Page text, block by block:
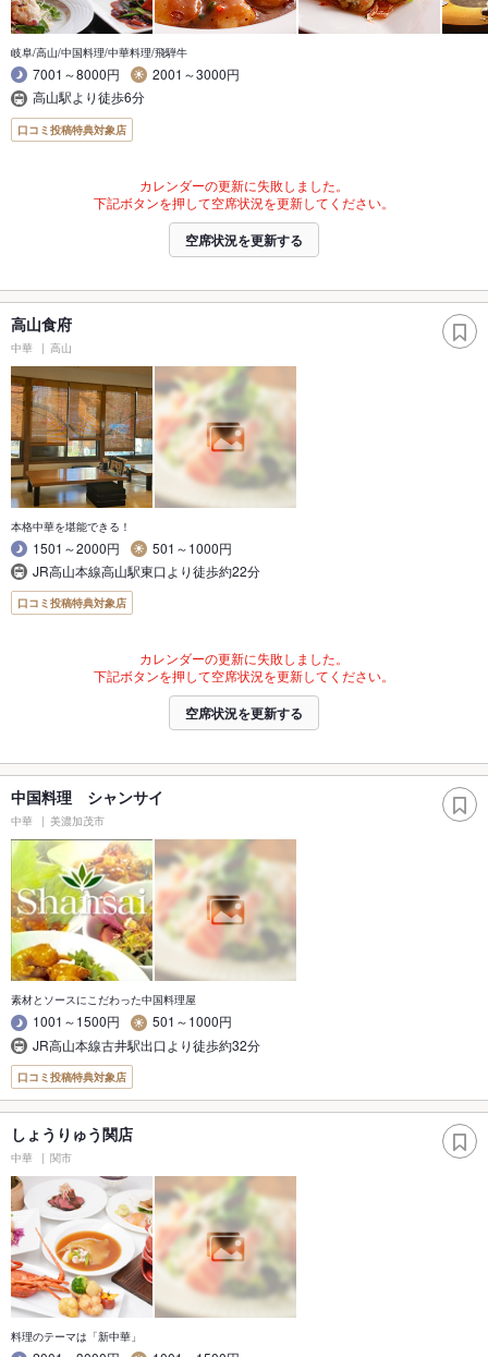
岐阜/高山/中国料理/中華料理/飛騨牛
7001～8000円
2001～3000円
高山駅より徒歩6分
口コミ投稿特典対象店
カレンダーの更新に失敗しました。
下記ボタンを押して空席状況を更新してください。
空席状況を更新する
高山食府
中華 高山
本格中華を堪能できる！
1501～2000円
501～1000円
JR高山本線高山駅東口より徒歩約22分
口コミ投稿特典対象店
カレンダーの更新に失敗しました。
下記ボタンを押して空席状況を更新してください。
空席状況を更新する
中国料理 シャンサイ
中華 美濃加茂市
素材とソースにこだわった中国料理屋
1001～1500円
501～1000円
JR高山本線古井駅出口より徒歩約32分
口コミ投稿特典対象店
しょうりゅう関店
中華 関市
料理のテーマは「新中華」